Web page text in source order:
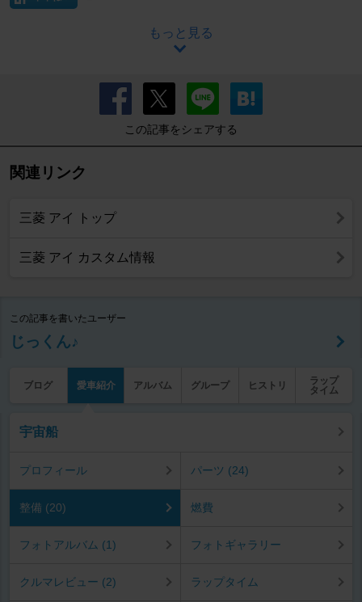
もっと見る
この記事をシェアする
関連リンク
三菱 アイ トップ
三菱 アイ カスタム情報
この記事を書いたユーザー
じっくん♪
ブログ 愛車紹介 アルバム グループ ヒストリ
ラップ
タイム
宇宙船
プロフィール パーツ (24)
整備 (20) 燃費
フォトアルバム (1) フォトギャラリー
クルマレビュー (2) ラップタイム